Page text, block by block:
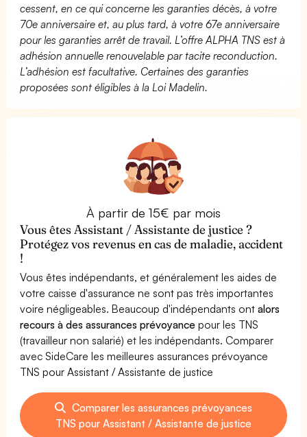
cessent, en ce qui concerne les garanties décès, à votre
70e anniversaire et, au plus tard, à votre 67e anniversaire
pour les garanties arrêt de travail. L’offre ALPHA TNS est à
adhésion annuelle renouvelable par tacite reconduction.
L’adhésion est facultative. Certaines des garanties
proposées sont éligibles à la Loi Madelin.
À partir de 15€ par mois
Vous êtes Assistant / Assistante de justice ?
Protégez vos revenus en cas de maladie, accident
!
Vous êtes indépendants, et généralement les aides de
votre caisse d'assurance ne sont pas très importantes
voire négligeables. Beaucoup d'indépendants ontalors
recours à des assurances prévoyance pour les TNS
(travailleur non salarié) et les indépendants. Comparer
avec SideCare les meilleures assurances prévoyance
TNS pour Assistant / Assistante de justice
Comparer les assurances prévoyances
TNS pour Assistant / Assistante de justice